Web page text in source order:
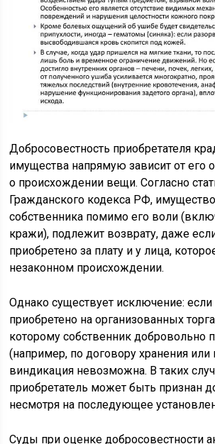
Добросовестность приобретателя
имущества напрямую зависит от его
о происхождении вещи. Согласно
Гражданского кодекса РФ,
собственника помимо его воли
кражи), подлежит возврату, даже
приобретено за плату и у лица,
незаконном происхождении.
Однако существует исключение:
приобретено на организованных
которому собственник добровольно
(например, по договору хранения или
виндикация невозможна. В таких
приобретатель может быть признан
несмотря на последующее
Суды при оценке добросовестности